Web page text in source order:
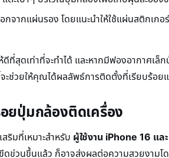
จากแผ่นรอง โดยแนะนำให้ใช้แผ่นสติกเก
ที่สุดเท่าที่จะทำได้ และหากมีฟองอากาศ
ะช่วยให้คุณได้ผลลัพธ์การติดตั้งที่เรียบร้อย
ยปุ่มกล้องติดเครื่อง
มที่เหมาะสำหรับ ผู้ใช้งาน iPhone 16 แล
ดข่วนขึ้นแล้ว ก็อาจส่งผลต่อความสวยงา